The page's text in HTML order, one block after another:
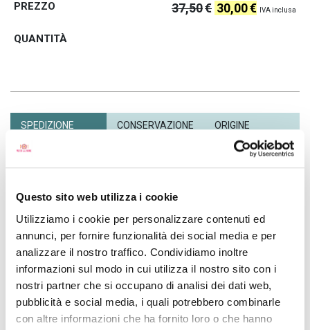
Questo sito web utilizza i cookie
Utilizziamo i cookie per personalizzare contenuti ed
annunci, per fornire funzionalità dei social media e per
analizzare il nostro traffico. Condividiamo inoltre
informazioni sul modo in cui utilizza il nostro sito con i
nostri partner che si occupano di analisi dei dati web,
pubblicità e social media, i quali potrebbero combinarle
con altre informazioni che ha fornito loro o che hanno
37,50€ 30,00€ IVA inclusa
SPEDIZIONE CONSERVAZIONE ORIGINE
Questo è un prodotto fresco che viaggerà con imballo isotermico
con corriere DHL. Le consegne sono previste dal lunedì al venerdì,
diverse ti preghiamo di contattarciordini@thesisterslab.com